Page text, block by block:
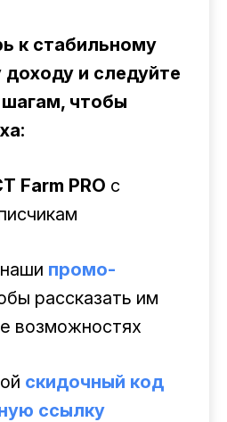
к стабильному
и следуйте
чтобы
Farm PRO с
промо-
рассказать им
возможностях
скидочный код
ссылку